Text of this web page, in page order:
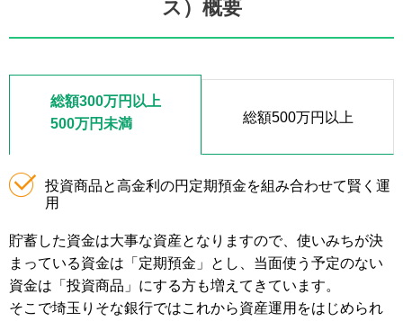
ス）概要
総額300万円以上
500万円未満
総額500万円以上
投資商品と高金利の円定期預金を組み合わせて賢く運
用
貯蓄した資金は大事な資産となりますので、使いみちが決
まっている資金は「定期預金」とし、当面使う予定のない
資金は「投資商品」にする方も増えてきています。
そこで埼玉りそな銀行ではこれから資産運用をはじめられ